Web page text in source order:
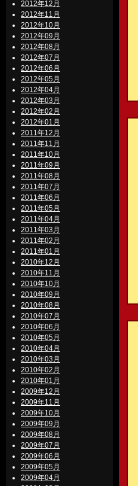
2012年12月
2012年11月
2012年10月
2012年09月
2012年08月
2012年07月
2012年06月
2012年05月
2012年04月
2012年03月
2012年02月
2012年01月
2011年12月
2011年11月
2011年10月
2011年09月
2011年08月
2011年07月
2011年06月
2011年05月
2011年04月
2011年03月
2011年02月
2011年01月
2010年12月
2010年11月
2010年10月
2010年09月
2010年08月
2010年07月
2010年06月
2010年05月
2010年04月
2010年03月
2010年02月
2010年01月
2009年12月
2009年11月
2009年10月
2009年09月
2009年08月
2009年07月
2009年06月
2009年05月
2009年04月